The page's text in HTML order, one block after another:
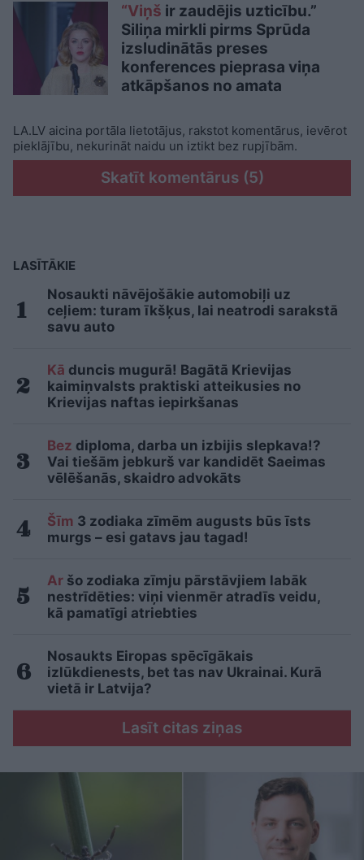
“Viņš ir zaudējis uzticību.”
Siliņa mirkli pirms Sprūda
izsludinātās preses
konferences pieprasa viņa
atkāpšanos no amata
LA.LV aicina portāla lietotājus, rakstot komentārus, ievērot
pieklājību, nekurināt naidu un iztikt bez rupjībām.
Skatīt komentārus (5)
LASĪTĀKIE
Nosaukti nāvējošākie automobiļi uz
ceļiem: turam īkšķus, lai neatrodi sarakstā
savu auto
Kā duncis mugurā! Bagātā Krievijas
kaimiņvalsts praktiski atteikusies no
Krievijas naftas iepirkšanas
Bez diploma, darba un izbijis slepkava!?
Vai tiešām jebkurš var kandidēt Saeimas
vēlēšanās, skaidro advokāts
Šīm 3 zodiaka zīmēm augusts būs īsts
murgs – esi gatavs jau tagad!
Ar šo zodiaka zīmju pārstāvjiem labāk
nestrīdēties: viņi vienmēr atradīs veidu,
kā pamatīgi atriebties
Nosaukts Eiropas spēcīgākais
izlūkdienests, bet tas nav Ukrainai. Kurā
vietā ir Latvija?
Lasīt citas ziņas